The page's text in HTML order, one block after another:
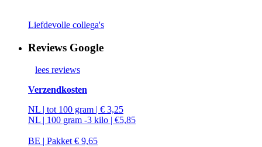
Liefdevolle collega's
Reviews Google
lees reviews
Verzendkosten
NL | tot 100 gram | € 3,25
NL | 100 gram -3 kilo | €5,85
BE | Pakket € 9,65